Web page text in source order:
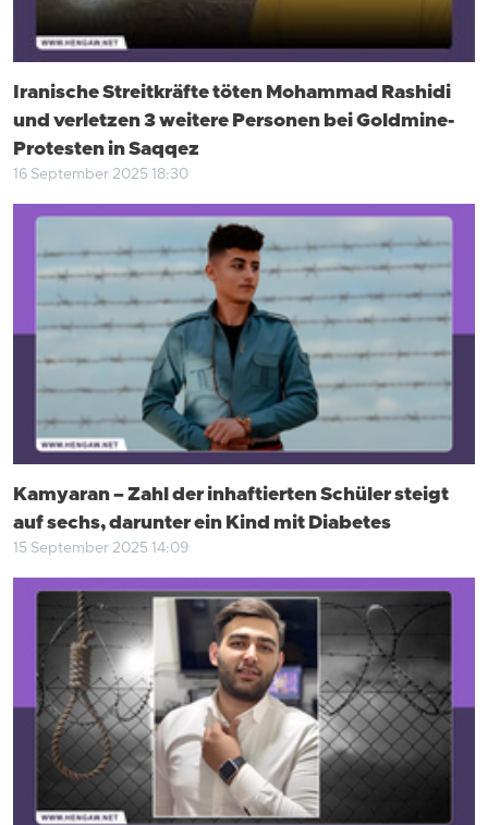
Iranische Streitkräfte töten Mohammad Rashidi
und verletzen 3 weitere Personen bei Goldmine-
Protesten in Saqqez
16 September 2025 18:30
Kamyaran – Zahl der inhaftierten Schüler steigt
auf sechs, darunter ein Kind mit Diabetes
15 September 2025 14:09